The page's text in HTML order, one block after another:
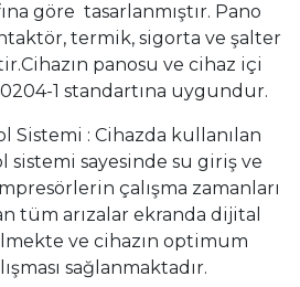
göre tasarlanmıştır. Pano
termik, sigorta ve şalter
panosu ve cihaz içi
1 standartına uygundur.
Sistemi : Cihazda kullanılan
sayesinde su giriş ve
çalışma zamanları
tüm arızalar ekranda dijital
ve cihazın optimum
sağlanmaktadır.